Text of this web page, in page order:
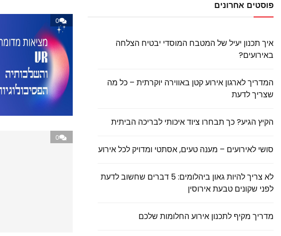
פוסטים אחרונים
איך תכנון יעיל של המטבח המוסדי יבטיח הצלחה
באירועים?
המדריך לארגון אירוע קטן באווירה יוקרתית – כל מה
שצריך לדעת
הקיץ הגיע? כך תבחרו ציוד איכותי לבריכה הביתית
סושי לאירועים – מענה טעים, אסתטי ומדויק לכל אירוע
לא צריך להיות גאון ביהלומים: 5 דברים שחשוב לדעת
לפני שקונים טבעת אירוסין
מדריך מקיף לתכנון אירוע החלומות שלכם
0
0